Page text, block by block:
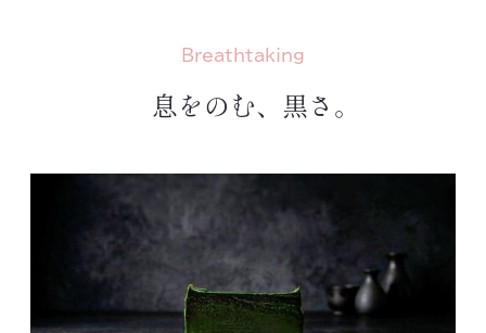
Breathtaking
息をのむ、黒さ。